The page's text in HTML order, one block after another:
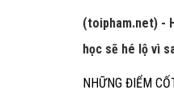
(toipham.net) -
học sẽ hé lộ vì
NHỮNG ĐIỂM